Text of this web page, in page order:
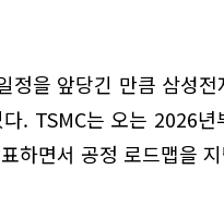
정을 앞당긴 만큼 삼성
. TSMC는 오는 2026
하면서 공정 로드맵을